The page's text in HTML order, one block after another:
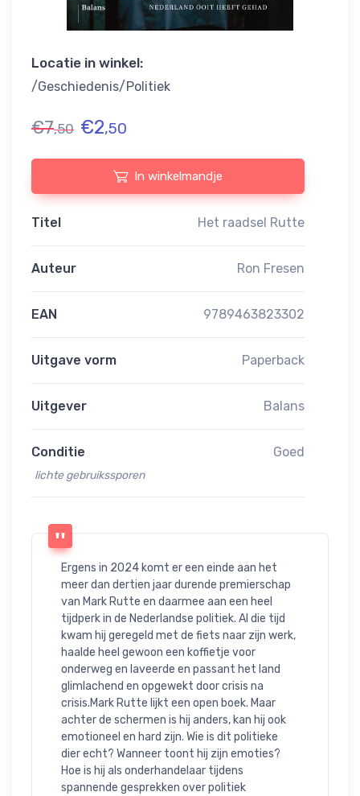
Locatie in winkel:
/Geschiedenis/Politiek
€7,50 €2,50
In winkelmandje
Titel Het raadsel Rutte
Auteur Ron Fresen
EAN 9789463823302
Uitgave vorm Paperback
Uitgever Balans
Conditie Goed
lichte gebruikssporen
Ergens in 2024 komt er een einde aan het
meer dan dertien jaar durende premierschap
van Mark Rutte en daarmee aan een heel
tijdperk in de Nederlandse politiek. Al die tijd
kwam hij geregeld met de fiets naar zijn werk,
haalde heel gewoon een koffietje voor
onderweg en laveerde en passant het land
glimlachend en opgewekt door crisis na
crisis.Mark Rutte lijkt een open boek. Maar
achter de schermen is hij anders, kan hij ook
emotioneel en hard zijn. Wie is dit politieke
dier echt? Wanneer toont hij zijn emoties?
Hoe is hij als onderhandelaar tijdens
spannende gesprekken over politiek